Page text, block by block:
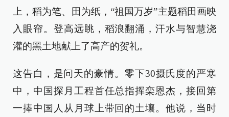
上，稻为笔、田为纸，“祖国万岁”主题稻田画映
入眼帘。登高远眺，稻浪翻涌，汗水与智慧浇
灌的黑土地献上了高产的贺礼。
这告白，是问天的豪情。零下30摄氏度的严寒
中，中国探月工程首任总指挥栾恩杰，接回第
一捧中国人从月球上带回的土壤。他说，当时